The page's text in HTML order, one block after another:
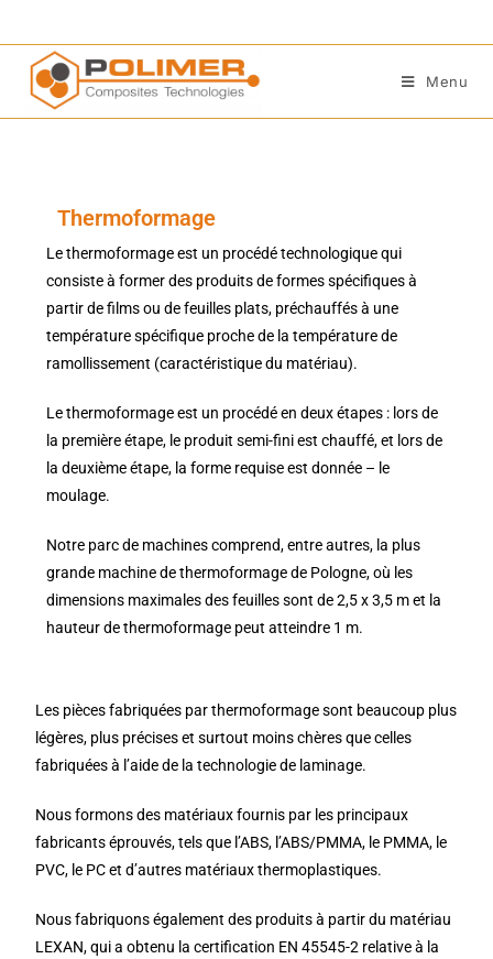
Menu
Thermoformage
Le thermoformage est un procédé technologique qui
consiste à former des produits de formes spécifiques à
partir de films ou de feuilles plats, préchauffés à une
température spécifique proche de la température de
ramollissement (caractéristique du matériau).
Le thermoformage est un procédé en deux étapes : lors de
la première étape, le produit semi-fini est chauffé, et lors de
la deuxième étape, la forme requise est donnée – le
moulage.
Notre parc de machines comprend, entre autres, la plus
grande machine de thermoformage de Pologne, où les
dimensions maximales des feuilles sont de 2,5 x 3,5 m et la
hauteur de thermoformage peut atteindre 1 m.
Les pièces fabriquées par thermoformage sont beaucoup plus
légères, plus précises et surtout moins chères que celles
fabriquées à l’aide de la technologie de laminage.
Nous formons des matériaux fournis par les principaux
fabricants éprouvés, tels que l’ABS, l’ABS/PMMA, le PMMA, le
PVC, le PC et d’autres matériaux thermoplastiques.
Nous fabriquons également des produits à partir du matériau
LEXAN, qui a obtenu la certification EN 45545-2 relative à la